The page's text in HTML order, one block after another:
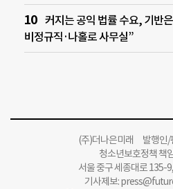
커지는 공익 법률 수요, 기반
비정규직·나홀로 사무실”
(주)더나은미래 발행인/
청소년보호정책 책
서울 중구 세종대로 135-
기사제보: